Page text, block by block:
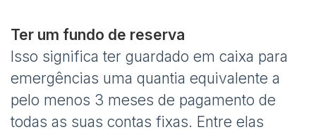
Ter um fundo de reserva
Isso significa ter guardado em caixa para
emergências uma quantia equivalente a
pelo menos 3 meses de pagamento de
todas as suas contas fixas. Entre elas